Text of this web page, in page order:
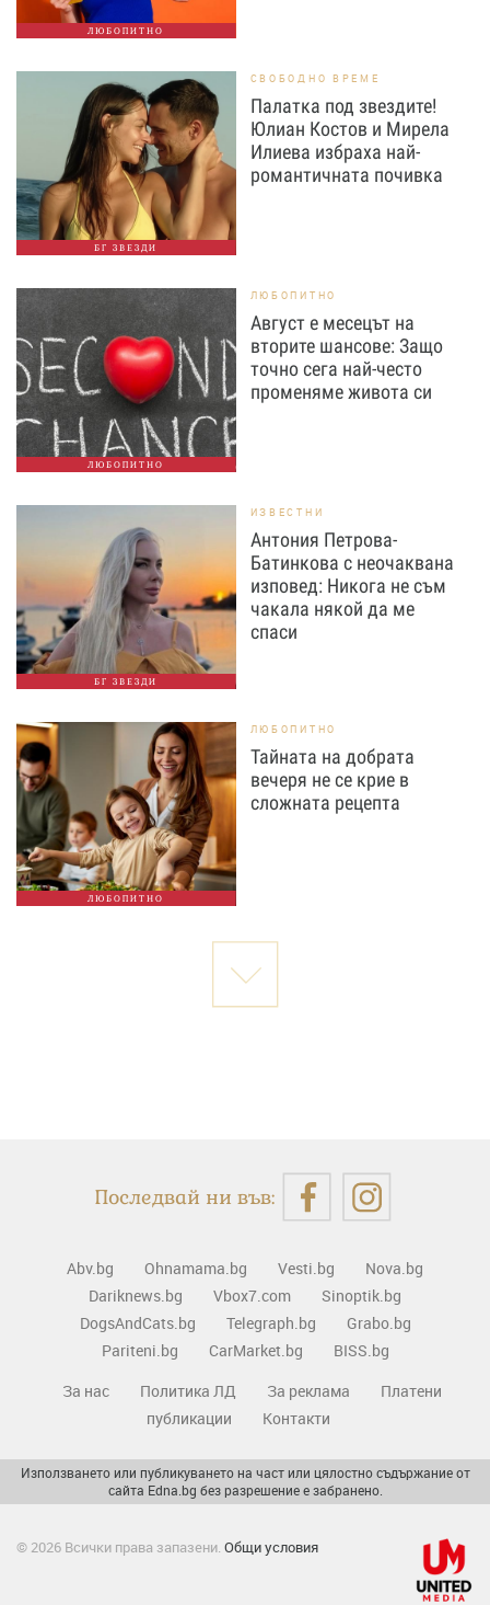
ЛЮБОПИТНО
БГ ЗВЕЗДИ
СВОБОДНО ВРЕМЕ
Палатка под звездите!
Юлиан Костов и Мирела
Илиева избраха най-
романтичната почивка
ЛЮБОПИТНО
ЛЮБОПИТНО
Август е месецът на
вторите шансове: Защо
точно сега най-често
променяме живота си
БГ ЗВЕЗДИ
ИЗВЕСТНИ
Антония Петрова-
Батинкова с неочаквана
изповед: Никога не съм
чакала някой да ме
спаси
ЛЮБОПИТНО
ЛЮБОПИТНО
Тайната на добрата
вечеря не се крие в
сложната рецепта
Последвай ни във:
Abv.bg Ohnamama.bg Vesti.bg
Nova.bg
Dariknews.bg
Vbox7.com
Sinoptik.bg
DogsAndCats.bg
Telegraph.bg
Grabo.bg
Pariteni.bg
CarMarket.bg
BISS.bg
За нас
Политика ЛД За реклама
Платени
публикации
Контакти
Използването или публикуването на част или цялостно съдържание от
сайта Edna.bg без разрешение е забранено.
© 2026 Всички права запазени. Общи условия